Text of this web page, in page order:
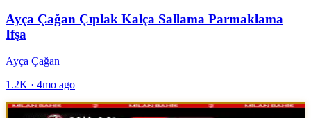
Ayça Çağan Çıplak Kalça Sallama Parmaklama
Ifşa
Ayça Çağan
1.2K · 4mo ago